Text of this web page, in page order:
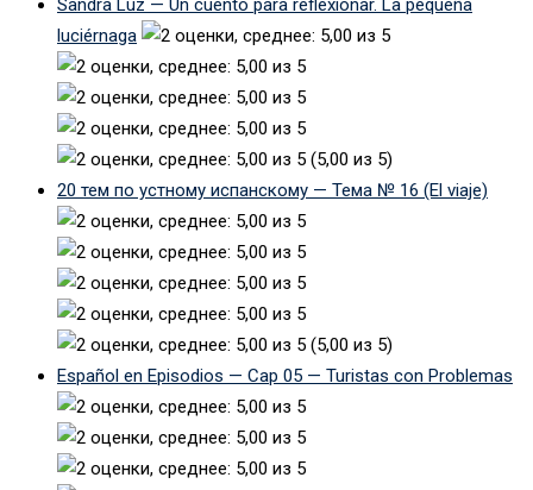
Sandra Luz — Un cuento para reflexionar. La pequeña
luciérnaga
(5,00 из 5)
20 тем по устному испанскому — Тема № 16 (El viaje)
(5,00 из 5)
Español en Episodios — Cap 05 — Turistas con Problemas